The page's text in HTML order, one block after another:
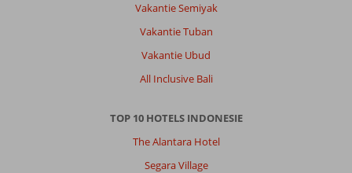
Vakantie Semiyak
Vakantie Tuban
Vakantie Ubud
All Inclusive Bali
TOP 10 HOTELS INDONESIE
The Alantara Hotel
Segara Village